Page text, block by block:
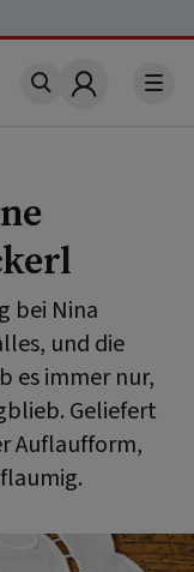
Account
bei Nina
und die
es immer nur,
Geliefert
Auflaufform,